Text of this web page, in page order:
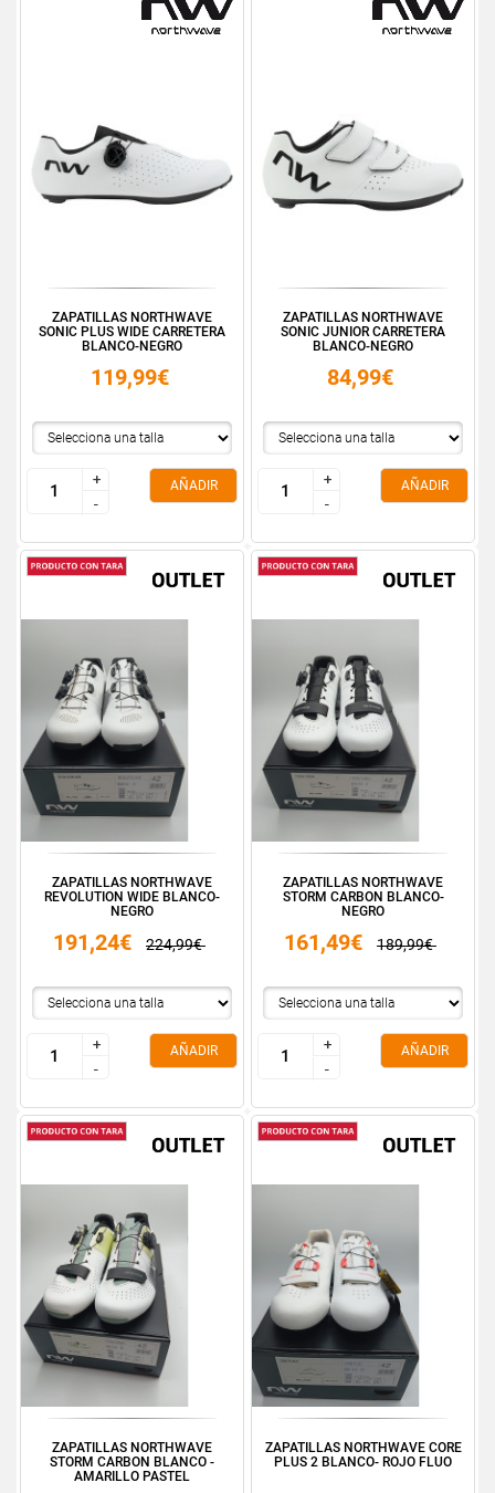
ZAPATILLAS NORTHWAVE
SONIC PLUS WIDE CARRETERA
BLANCO-NEGRO
119,99€
+
-
+
-
AÑADIR
ZAPATILLAS NORTHWAVE
SONIC JUNIOR CARRETERA
BLANCO-NEGRO
84,99€
+
-
+
-
AÑADIR
ZAPATILLAS NORTHWAVE
REVOLUTION WIDE BLANCO-
NEGRO
191,24€ 224,99€
+
-
+
-
AÑADIR
ZAPATILLAS NORTHWAVE
STORM CARBON BLANCO-
NEGRO
161,49€ 189,99€
+
-
+
-
AÑADIR
ZAPATILLAS NORTHWAVE
STORM CARBON BLANCO -
AMARILLO PASTEL
ZAPATILLAS NORTHWAVE CORE
PLUS 2 BLANCO- ROJO FLUO